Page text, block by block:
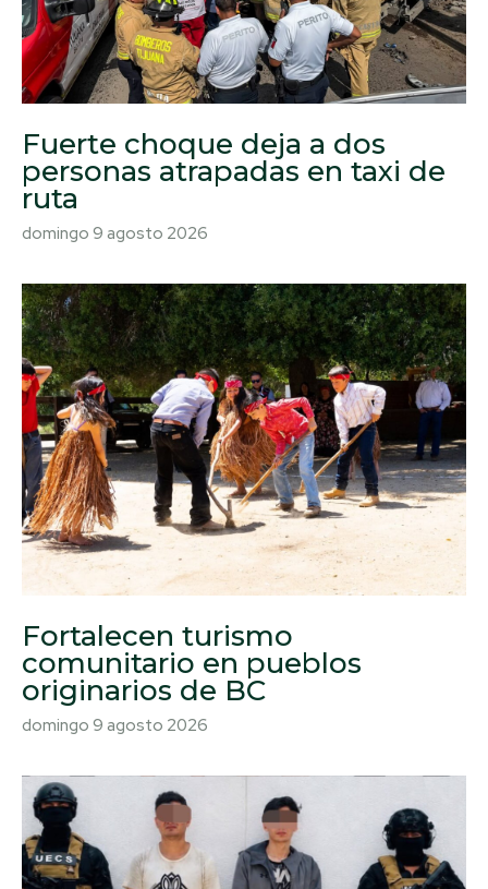
Fuerte choque deja a dos
personas atrapadas en taxi de
ruta
domingo 9 agosto 2026
Fortalecen turismo
comunitario en pueblos
originarios de BC
domingo 9 agosto 2026